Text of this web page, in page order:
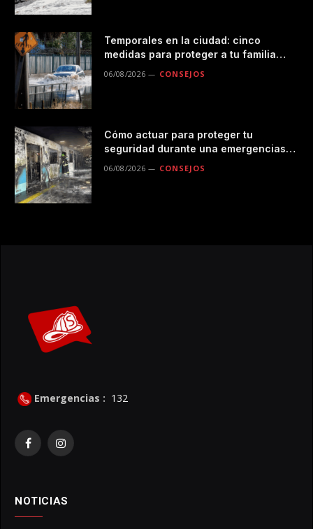
Temporales en la ciudad: cinco
medidas para proteger a tu familia
06/08/2026 CONSEJOS
Cómo actuar para proteger tu
seguridad durante una emergencias
06/08/2026 CONSEJOS
Emergencias : 132
FacebookInstagram
NOTICIAS